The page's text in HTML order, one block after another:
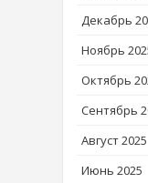
Декабрь
Ноябрь
Октябрь
Сентябрь
Август 2025
Июнь 2025